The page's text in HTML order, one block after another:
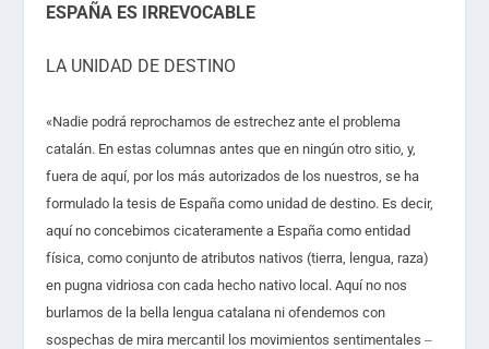
ESPAÑA ES IRREVOCABLE
LA UNIDAD DE DESTINO
«Nadie podrá reprochamos de estrechez ante el problema
catalán. En estas columnas antes que en ningún otro sitio, y,
fuera de aquí, por los más autorizados de los nuestros, se ha
formulado la tesis de España como unidad de destino. Es decir,
aquí no concebimos cicateramente a España como entidad
física, como conjunto de atributos nativos (tierra, lengua, raza)
en pugna vidriosa con cada hecho nativo local. Aquí no nos
burlamos de la bella lengua catalana ni ofendemos con
sospechas de mira mercantil los movimientos sentimentales–